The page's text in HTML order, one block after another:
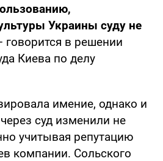
Украины суду не
говорится в решении
Киева по делу
имение, однако и
суд изменили не
учитывая репутацию
компании. Сольского